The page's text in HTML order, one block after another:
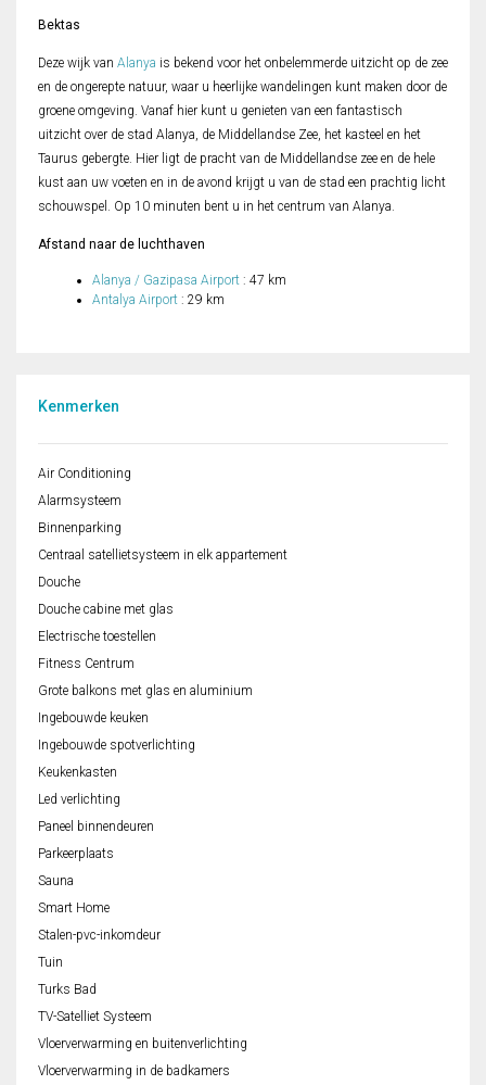
Bektas
Deze wijk van Alanya is bekend voor het onbelemmerde uitzicht op de zee
en de ongerepte natuur, waar u heerlijke wandelingen kunt maken door de
groene omgeving. Vanaf hier kunt u genieten van een fantastisch
uitzicht over de stad Alanya, de Middellandse Zee, het kasteel en het
Taurus gebergte. Hier ligt de pracht van de Middellandse zee en de hele
kust aan uw voeten en in de avond krijgt u van de stad een prachtig licht
schouwspel. Op 10 minuten bent u in het centrum van Alanya.
Afstand naar de luchthaven
Alanya / Gazipasa Airport : 47 km
Antalya Airport : 29 km
Kenmerken
Air Conditioning
Alarmsysteem
Binnenparking
Centraal satellietsysteem in elk appartement
Douche
Douche cabine met glas
Electrische toestellen
Fitness Centrum
Grote balkons met glas en aluminium
Ingebouwde keuken
Ingebouwde spotverlichting
Keukenkasten
Led verlichting
Paneel binnendeuren
Parkeerplaats
Sauna
Smart Home
Stalen-pvc-inkomdeur
Tuin
Turks Bad
TV-Satelliet Systeem
Vloerverwarming en buitenverlichting
Vloerverwarming in de badkamers